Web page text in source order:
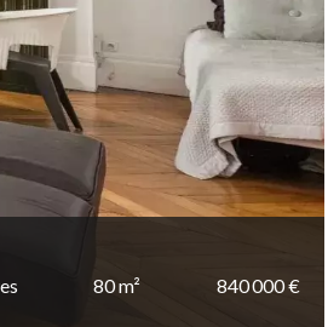
80 m² 840 000 €